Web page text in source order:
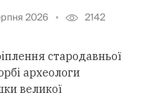
2026 2142
стародавньої
археологи
великої